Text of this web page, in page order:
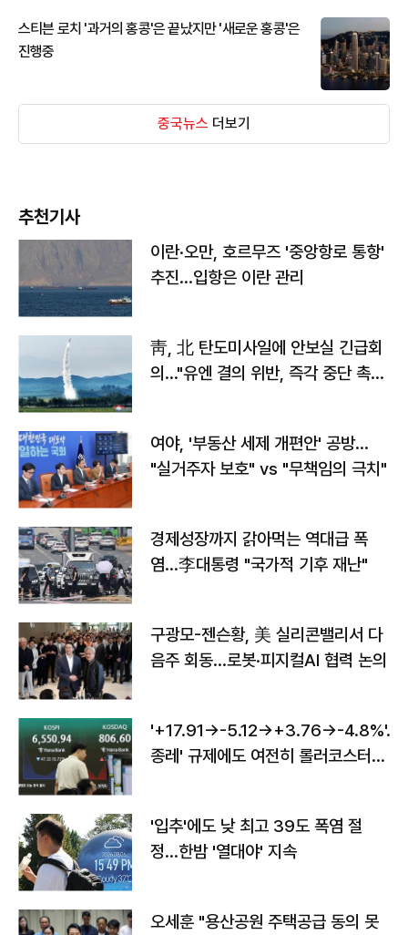
스티븐 로치 '과거의 홍콩'은 끝났지만 '새로운 홍콩'은
진행중
중국뉴스 더보기
추천기사
이란·오만, 호르무즈 '중앙항로 통항'
추진…입항은 이란 관리
靑, 北 탄도미사일에 안보실 긴급회
의…"유엔 결의 위반, 즉각 중단 촉
여야, '부동산 세제 개편안' 공방…
"실거주자 보호" vs "무책임의 극치"
경제성장까지 갉아먹는 역대급 폭
염…李대통령 "국가적 기후 재난"
구광모-젠슨황, 美 실리콘밸리서 다
음주 회동…로봇·피지컬AI 협력 논의
'+17.91→-5.12→+3.76→-4.8%'…'
종레' 규제에도 여전히 롤러코스터
'입추'에도 낮 최고 39도 폭염 절
정…한밤 '열대야' 지속
오세훈 "용산공원 주택공급 동의 못